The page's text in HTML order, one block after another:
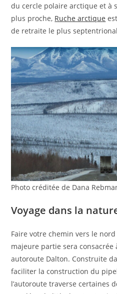
du cercle polaire arctique et à
plus proche, Ruche arctique
de retraite le plus
Photo créditée de Dana
Voyage dans la
Faire votre chemin vers le
majeure partie sera
autoroute Dalton. Construite
faciliter la construction du
l’autoroute traverse certaines